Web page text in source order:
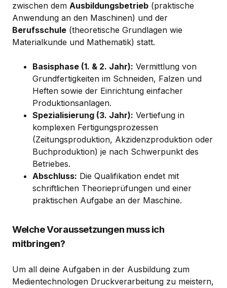
zwischen dem Ausbildungsbetrieb (praktische
Anwendung an den Maschinen) und der
Berufsschule (theoretische Grundlagen wie
Materialkunde und Mathematik) statt.
Basisphase (1. & 2. Jahr): Vermittlung von
Grundfertigkeiten im Schneiden, Falzen und
Heften sowie der Einrichtung einfacher
Produktionsanlagen.
Spezialisierung (3. Jahr): Vertiefung in
komplexen Fertigungsprozessen
(Zeitungsproduktion, Akzidenzproduktion oder
Buchproduktion) je nach Schwerpunkt des
Betriebes.
Abschluss: Die Qualifikation endet mit
schriftlichen Theorieprüfungen und einer
praktischen Aufgabe an der Maschine.
Welche Voraussetzungen muss ich
mitbringen?
Um all deine Aufgaben in der Ausbildung zum
Medientechnologen Druckverarbeitung zu meistern,